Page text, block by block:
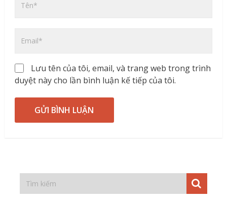
Lưu tên của tôi, email, và trang web trong trình
duyệt này cho lần bình luận kế tiếp của tôi.